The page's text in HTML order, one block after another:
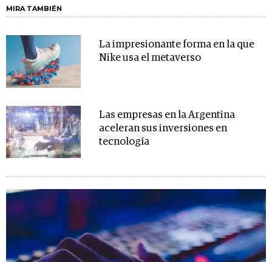
MIRA TAMBIÉN
La impresionante forma en la que
Nike usa el metaverso
Las empresas en la Argentina
aceleran sus inversiones en
tecnología